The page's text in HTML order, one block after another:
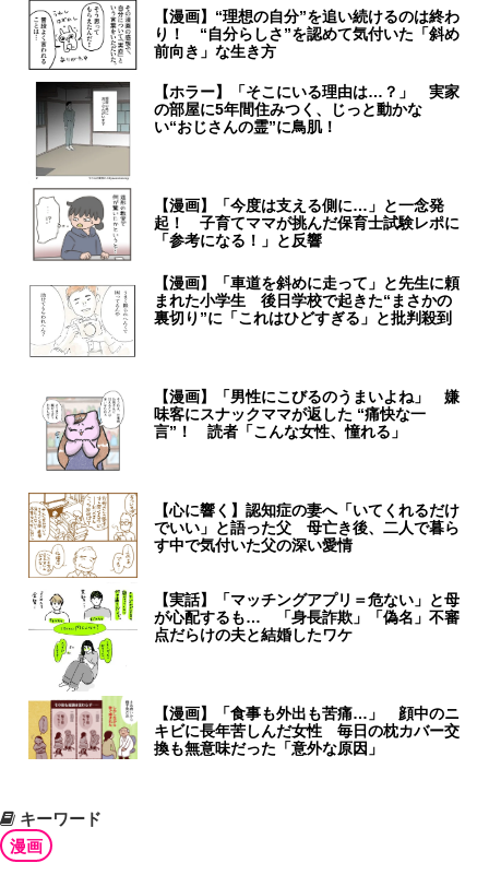
【漫画】“理想の自分”を追い続けるのは終わ
り！ “自分らしさ”を認めて気付いた「斜め
前向き」な生き方
【ホラー】「そこにいる理由は…？」 実家
の部屋に5年間住みつく、じっと動かな
い“おじさんの霊”に鳥肌！
【漫画】「今度は支える側に…」と一念発
起！ 子育てママが挑んだ保育士試験レポに
「参考になる！」と反響
【漫画】「車道を斜めに走って」と先生に頼
まれた小学生 後日学校で起きた“まさかの
裏切り”に「これはひどすぎる」と批判殺到
【漫画】「男性にこびるのうまいよね」 嫌
味客にスナックママが返した “痛快な一
言”！ 読者「こんな女性、憧れる」
【心に響く】認知症の妻へ「いてくれるだけ
でいい」と語った父 母亡き後、二人で暮ら
す中で気付いた父の深い愛情
【実話】「マッチングアプリ＝危ない」と母
が心配するも… 「身長詐欺」「偽名」不審
点だらけの夫と結婚したワケ
【漫画】「食事も外出も苦痛…」 顔中のニ
キビに長年苦しんだ女性 毎日の枕カバー交
換も無意味だった「意外な原因」
キーワード
漫画